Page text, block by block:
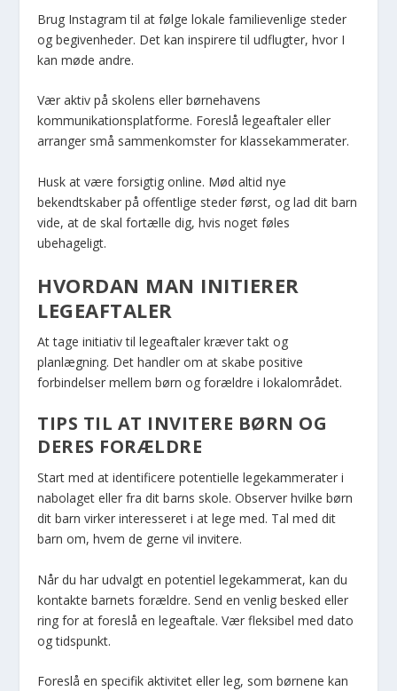
Brug Instagram til at følge lokale familievenlige steder
og begivenheder. Det kan inspirere til udflugter, hvor I
kan møde andre.
Vær aktiv på skolens eller børnehavens
kommunikationsplatforme. Foreslå legeaftaler eller
arranger små sammenkomster for klassekammerater.
Husk at være forsigtig online. Mød altid nye
bekendtskaber på offentlige steder først, og lad dit barn
vide, at de skal fortælle dig, hvis noget føles
ubehageligt.
HVORDAN MAN INITIERER
LEGEAFTALER
At tage initiativ til legeaftaler kræver takt og
planlægning. Det handler om at skabe positive
forbindelser mellem børn og forældre i lokalområdet.
TIPS TIL AT INVITERE BØRN OG
DERES FORÆLDRE
Start med at identificere potentielle legekammerater i
nabolaget eller fra dit barns skole. Observer hvilke børn
dit barn virker interesseret i at lege med. Tal med dit
barn om, hvem de gerne vil invitere.
Når du har udvalgt en potentiel legekammerat, kan du
kontakte barnets forældre. Send en venlig besked eller
ring for at foreslå en legeaftale. Vær fleksibel med dato
og tidspunkt.
Foreslå en specifik aktivitet eller leg, som børnene kan